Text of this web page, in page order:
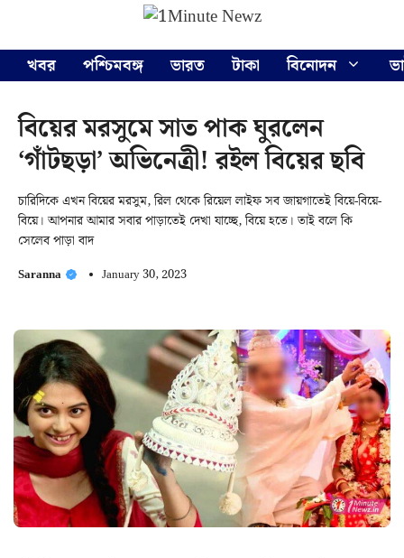
content
খবর
পশ্চিমবঙ্গ ভারত টাকা বিনোদন
বিয়ের মরসুমে সাত পাক ঘুরলেন
‘গাঁটছড়া’ অভিনেত্রী! রইল বিয়ের ছবি
চারিদিকে এখন বিয়ের মরসুম, রিল থেকে রিয়েল লাইফ সব জায়গাতেই বিয়ে-বিয়ে-
বিয়ে। আপনার আমার সবার পাড়াতেই দেখা যাচ্ছে, বিয়ে হতে। তাই বলে কি
সেলেব পাড়া বাদ
Saranna January 30, 2023